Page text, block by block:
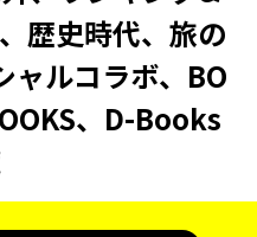
歴史時代、旅の
ャルコラボ、BO
、D-Books